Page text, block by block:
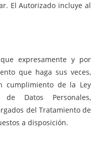
El Autorizado incluye al
expresamente y por
que haga sus veces,
cumplimiento de la Ley
Datos Personales,
del Tratamiento de
a disposición.